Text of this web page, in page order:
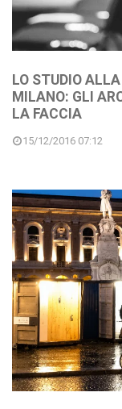
LO STUDIO
MILANO: GLI
LA FACCIA
15/12/2016 07:12